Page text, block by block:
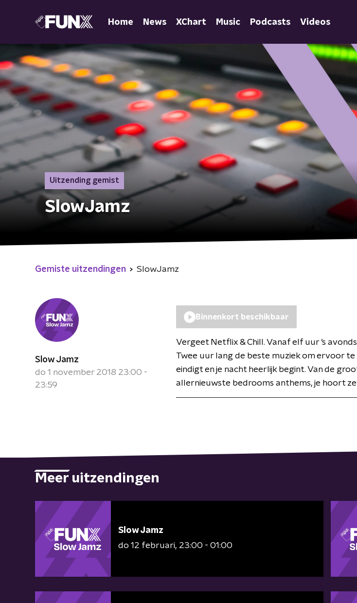
Home News XChart Music Podcasts Videos
Uitzending gemist
SlowJamz
Gemiste uitzendingen SlowJamz
Slow Jamz
do 1 november 2018 23:00 -
23:59
Binnenkort beschikbaar
Vergeet Netflix & Chill. Vanaf elf uur ’s
Twee uur lang de beste muziek om ervoor
eindigt en je nacht heerlijk begint. Van de
allernieuwste bedrooms anthems, je hoort ze
Meer uitzendingen
Slow Jamz
do 12 februari 23:00 - 01:00